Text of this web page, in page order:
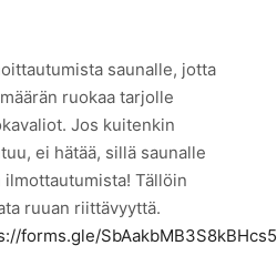
saunalle, jotta
ruokaa tarjolle
Jos kuitenkin
ei hätää, sillä saunalle
Tällöin
ruuan riittävyyttä.
forms.gle/SbAakbMB3S8kBHcs5